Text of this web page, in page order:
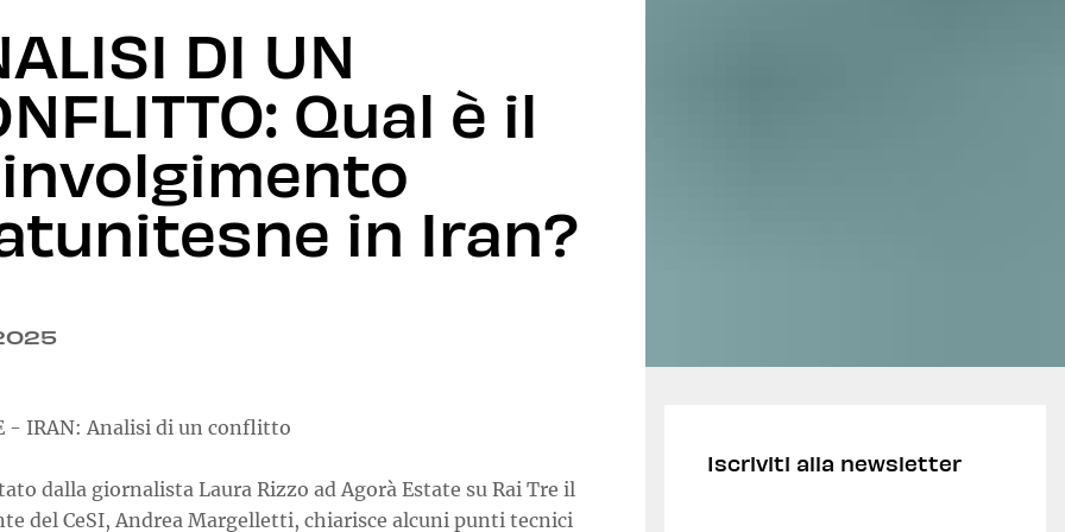
DI UN
Qual è il
in Iran?
- IRAN: Analisi di un conflitto
dalla giornalista Laura Rizzo ad Agorà Estate su Rai Tre il
del CeSI, Andrea Margelletti, chiarisce alcuni punti tecnici
Iscriviti alla newsletter